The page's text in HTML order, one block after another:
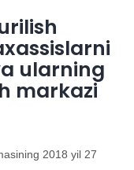
ularning
markazi
2018 yil 27